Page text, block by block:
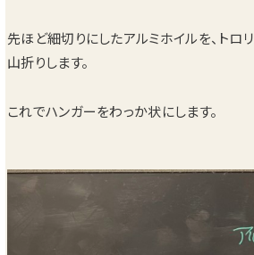
先ほど細切りにしたアルミホイルを、トロ
山折りします。
これでハンガーをわっか状にします。